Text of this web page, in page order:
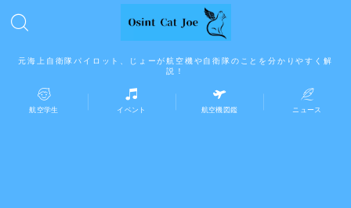
元海上自衛隊パイロット、じょーが航空機や自衛隊のことを分かりやすく解
説！
航空学生 イベント 航空機図鑑 ニュース